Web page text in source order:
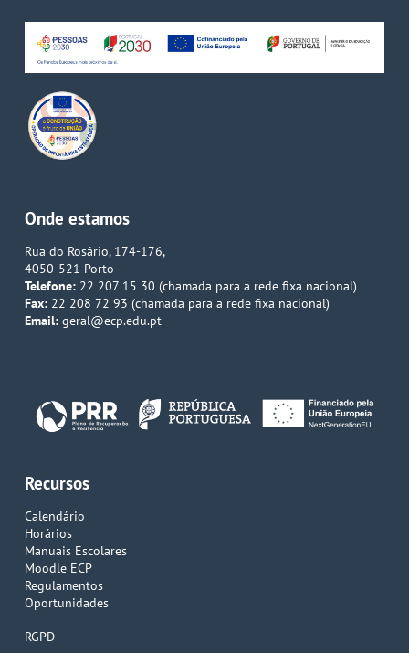
Onde estamos
Rua do Rosário, 174-176,
4050-521 Porto
Telefone:22 207 15 30 (chamada para a rede fixa nacional)
Fax:22 208 72 93 (chamada para a rede fixa nacional)
Email: geral@ecp.edu.pt
Recursos
Calendário
Horários
Manuais Escolares
Moodle ECP
Regulamentos
Oportunidades
RGPD